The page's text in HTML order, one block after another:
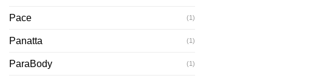
Pace (1)
Panatta (1)
ParaBody (1)